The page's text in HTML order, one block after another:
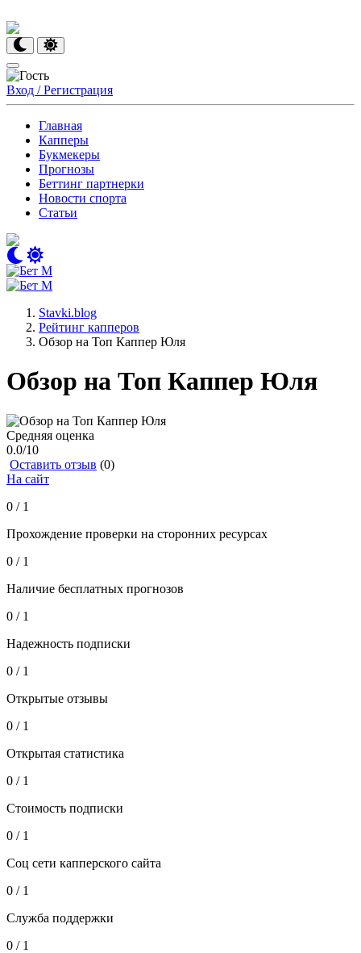
Вход / Регистрация
Главная
Капперы
Букмекеры
Прогнозы
Беттинг партнерки
Новости спорта
Статьи
Stavki.blog
Рейтинг капперов
Обзор на Топ Каппер Юля
Обзор на Топ Каппер Юля
Средняя оценка
0.0/10
Оставить отзыв (0)
На сайт
0 / 1
Прохождение проверки на сторонних ресурсах
0 / 1
Наличие бесплатных прогнозов
0 / 1
Надежность подписки
0 / 1
Открытые отзывы
0 / 1
Открытая статистика
0 / 1
Стоимость подписки
0 / 1
Соц сети капперского сайта
0 / 1
Служба поддержки
0 / 1